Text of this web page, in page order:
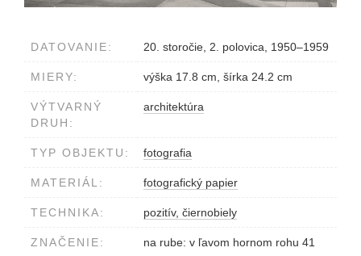
DATOVANIE: 20. storočie, 2. polovica, 1950–1959
MIERY: výška 17.8 cm, šírka 24.2 cm
VÝTVARNÝ
DRUH:
architektúra
TYP OBJEKTU: fotografia
MATERIÁL: fotografický papier
TECHNIKA: pozitív, čiernobiely
ZNAČENIE:
na rube: v ľavom hornom rohu 41